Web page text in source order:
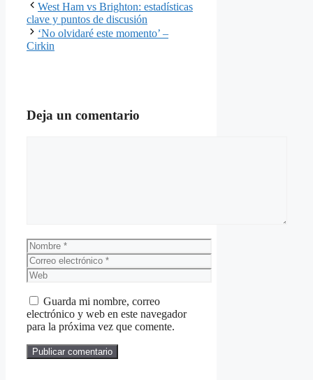
West Ham vs Brighton: estadísticas
clave y puntos de discusión
‘No olvidaré este momento’ –
Cirkin
Deja un comentario
Nombre
Correo
electrónico
Web
Guarda mi nombre, correo
electrónico y web en este navegador
para la próxima vez que comente.